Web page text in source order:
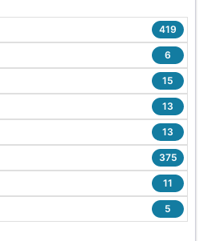
419
6
15
13
13
375
11
5